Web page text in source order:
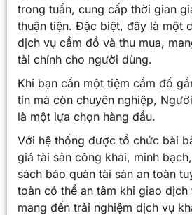
trong tuần, cung cấp thời gian
thuận tiện. Đặc biệt, đây là một
dịch vụ cầm đồ và thu mua,
tài chính cho người dùng.
Khi bạn cần một tiệm cầm đồ
tín mà còn chuyên nghiệp,
là một lựa chọn hàng đầu.
Với hệ thống được tổ chức bài
giá tài sản công khai, minh
sách bảo quản tài sản an toàn
toàn có thể an tâm khi giao
mang đến trải nghiệm dịch vụ